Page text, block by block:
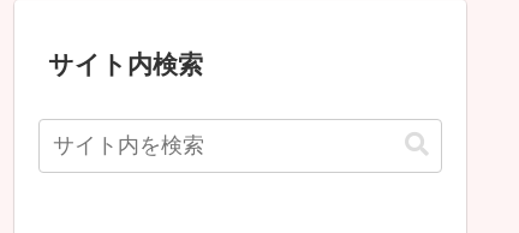
サイト内検索